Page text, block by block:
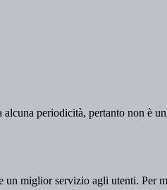
alcuna periodicità, pertanto non
un miglior servizio agli utenti. Per